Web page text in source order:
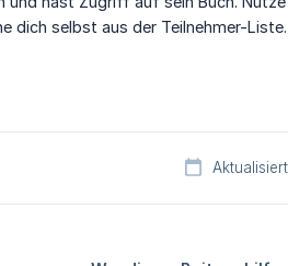
dich selbst aus der Teilnehmer-Liste.